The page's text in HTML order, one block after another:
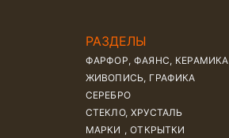
РАЗДЕЛЫ
ФАРФОР, ФАЯНС, КЕРАМИКА
ЖИВОПИСЬ, ГРАФИКА
СЕРЕБРО
СТЕКЛО, ХРУСТАЛЬ
МАРКИ , ОТКРЫТКИ